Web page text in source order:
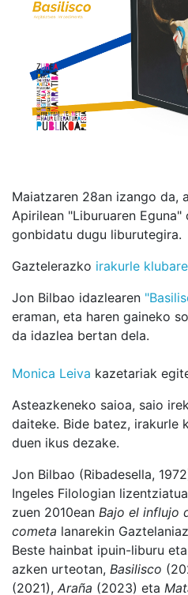
Maiatzaren 28an izango da,
Apirilean "Liburuaren
gonbidatu dugu liburutegira.
Gaztelerazko irakurle
Jon Bilbao idazlearen
eraman, eta haren gaineko
da idazlea bertan dela.
Monica Leiva kazetariak
Asteazkeneko saioa, saio
daiteke. Bide batez, irakurle
duen ikus dezake.
Jon Bilbao (Ribadesella,
Ingeles Filologian
zuen 2010ean Bajo el influjo
cometa lanarekin
Beste hainbat ipuin-liburu
azken urteotan, Basilisco
(2021), Araña (2023) eta